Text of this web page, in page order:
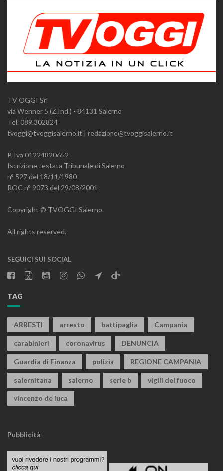
TV OGGI Srl
via Wenner 5 (Z.Ind.) - 84131 Salerno
Tel. 089.302824
tvoggi@tvoggisalerno.it | redazione@tvoggisalerno.it
P. Iva 01224820652
Iscrizione testata Tribunale di Salerno
n° 527 del 18/11/1980
ROC n° 9073 del 29/08/2001
Copyright © TVOGGI Salerno.
All rights reserved.
SEGUICI SUI SOCIAL
TAG
ARRESTI arresto battipaglia Campania
carabinieri coronavirus DENUNCIA
Guardia di Finanza polizia REGIONE CAMPANIA
salernitana salerno serie b vigili del fuoco
vincenzo de luca
Pubblicità